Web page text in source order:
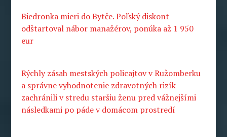
Biedronka mieri do Bytče. Poľský diskont
odštartoval nábor manažérov, ponúka až 1 950
eur
Rýchly zásah mestských policajtov v Ružomberku
a správne vyhodnotenie zdravotných rizík
zachránili v stredu staršiu ženu pred vážnejšími
následkami po páde v domácom prostredí